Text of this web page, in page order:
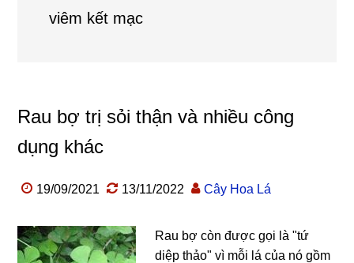
viêm kết mạc
Rau bợ trị sỏi thận và nhiều công
dụng khác
19/09/2021 13/11/2022 Cây Hoa Lá
Rau bợ còn được gọi là "tứ
diệp thảo" vì mỗi lá của nó gồm